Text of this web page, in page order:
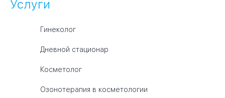
Услуги
Гинеколог
Дневной стационар
Косметолог
Озонотерапия в косметологии